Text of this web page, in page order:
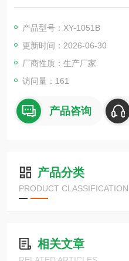
双语切换；仪器采用单色冷光
室，完成各类溶液磷酸根含量
仪 彩色触摸屏 数据通讯传输功能
产品型号：XY-1051B
更新时间：2026-06-30
厂商性质：生产厂家
访问量：161
产品咨询
产品分类
PRODUCT CLASSIFICATION
相关文章